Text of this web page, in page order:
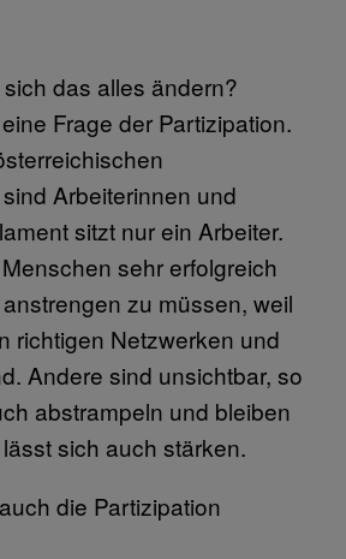
das alles ändern?
Frage der Partizipation.
Arbeiterinnen und
sitzt nur ein Arbeiter.
sehr erfolgreich
zu müssen, weil
richtigen Netzwerken und
Andere sind unsichtbar, so
abstrampeln und bleiben
sich auch stärken.
die Partizipation